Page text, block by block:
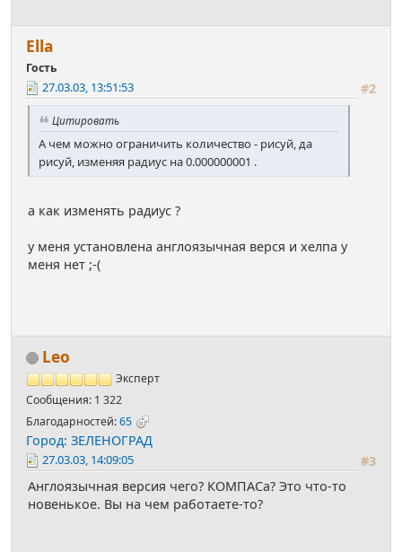
Ella
Гость
#2
27.03.03, 13:51:53
Цитировать
А чем можно ограничить количество - рисуй, да
рисуй, изменяя радиус на 0.000000001 .
а как изменять радиус ?
у меня установлена англоязычная верся и хелпа у
меня нет ;-(
Leo
Эксперт
Сообщения: 1 322
Благодарностей:65
Город: ЗЕЛЕНОГРАД
#3
27.03.03, 14:09:05
Англоязычная версия чего? КОМПАСа? Это что-то
новенькое. Вы на чем работаете-то?